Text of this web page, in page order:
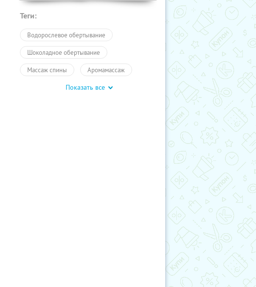
Теги:
Водорослевое обертывание
Шоколадное обертывание
Массаж спины Аромамассаж
Стоун-массаж
Показать все